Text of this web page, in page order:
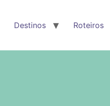
Destinos Roteiros